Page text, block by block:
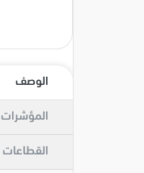
الوصف
المؤشرات